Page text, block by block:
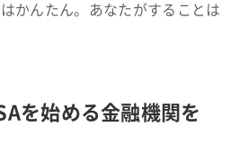
かんたん。あなたがすることは
を始める金融機関を